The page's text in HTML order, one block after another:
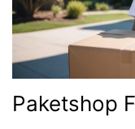
Paketshop